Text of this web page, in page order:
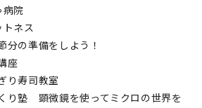
病院
ネス
の準備をしよう！
座
り寿司教室
り塾 顕微鏡を使ってミクロの世界を